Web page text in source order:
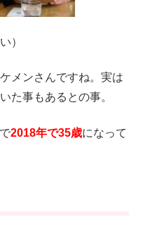
）
メンさんですね。実は
た事もあるとの事。
2018年で35歳になって